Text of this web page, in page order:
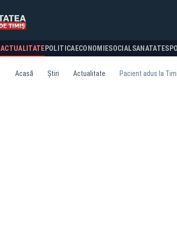
ACTUALITATE POLITICA ECONOMIESOCIALSANATATE
Acasă Știri Actualitate Pacient adus la